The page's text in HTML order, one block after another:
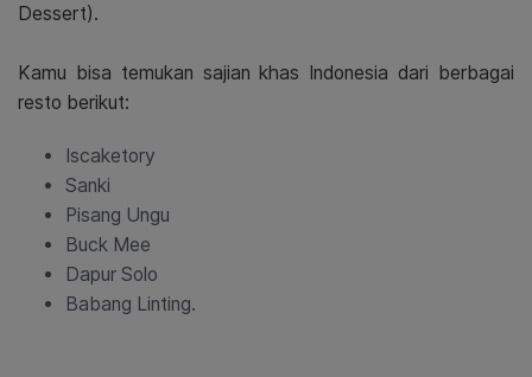
Dessert).
Kamu bisa temukan sajian khas Indonesia dari berbagai
resto berikut:
Iscaketory
Sanki
Pisang Ungu
Buck Mee
Dapur Solo
Babang Linting.